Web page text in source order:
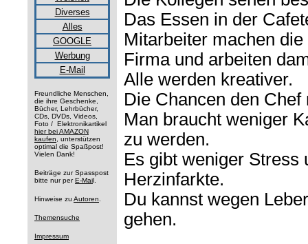
Diverses
Alles
GOOGLE
Werbung
E-Mail
Freundliche Menschen,
die ihre Geschenke,
Bücher, Lehrbücher,
CDs, DVDs, Videos,
Foto / Elektronikartikel
hier bei AMAZON
kaufen, unterstützen
optimal die Spaßpost!
Vielen Dank!
Beiträge zur Spasspost
bitte nur per E-Mai l.
Hinweise zu Autoren.
Themensuche
Impressum
Das Essen in der
Mitarbeiter machen
Firma und arbeiten
Alle werden kreativer.
Die Chancen den
Man braucht weniger
zu werden.
Es gibt weniger Stress
Herzinfarkte.
Du kannst wegen
gehen.